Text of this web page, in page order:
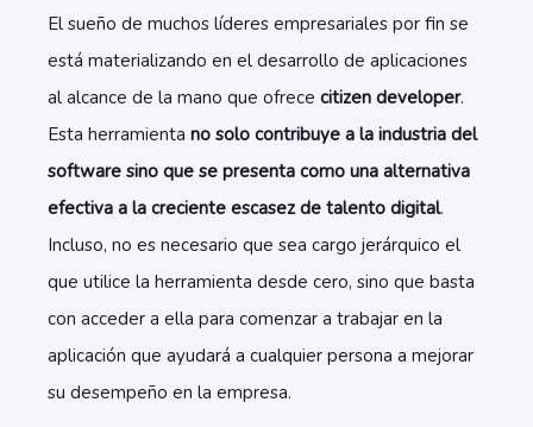
El sueño de muchos líderes empresariales por fin se
está materializando en el desarrollo de aplicaciones
al alcance de la mano que ofrece citizen developer.
Esta herramienta no solo contribuye a la industria del
software sino que se presenta como una alternativa
efectiva a la creciente escasez de talento digital.
Incluso, no es necesario que sea cargo jerárquico el
que utilice la herramienta desde cero, sino que basta
con acceder a ella para comenzar a trabajar en la
aplicación que ayudará a cualquier persona a mejorar
su desempeño en la empresa.